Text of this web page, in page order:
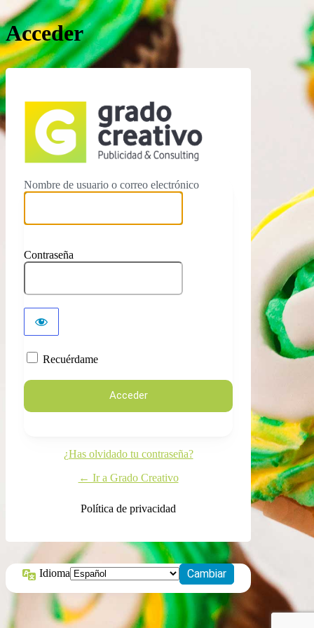
Acceder
https://
Nombre de usuario o correo electrónico
Contraseña
Recuérdame
¿Has olvidado tu contraseña?
← Ir a Grado Creativo
Política de privacidad
Idioma